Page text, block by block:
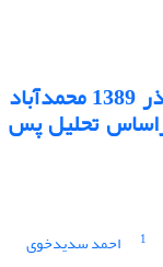
شناسایی گسل مسبب زمین لرزه 29 آذر 1389 محمدآباد
تحلیل پس
1 احمد سدیدخوی